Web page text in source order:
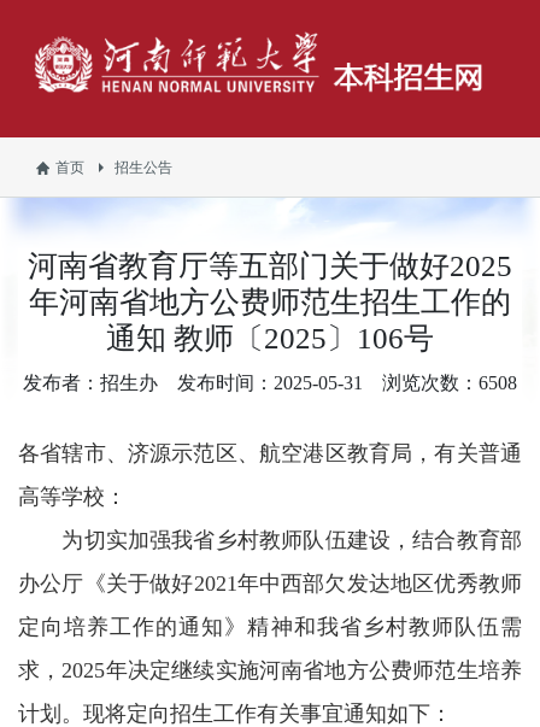
首页 招生公告
河南省教育厅等五部门关于做好2025
年河南省地方公费师范生招生工作的
通知 教师〔2025〕106号
发布者：招生办 发布时间：2025-05-31 浏览次数： 6508
各省辖市、济源示范区、航空港区教育局，有关普通
高等学校：
为切实加强我省乡村教师队伍建设，结合教育部
办公厅《关于做好2021年中西部欠发达地区优秀教师
定向培养工作的通知》精神和我省乡村教师队伍需
求，2025年决定继续实施河南省地方公费师范生培养
计划。现将定向招生工作有关事宜通知如下：